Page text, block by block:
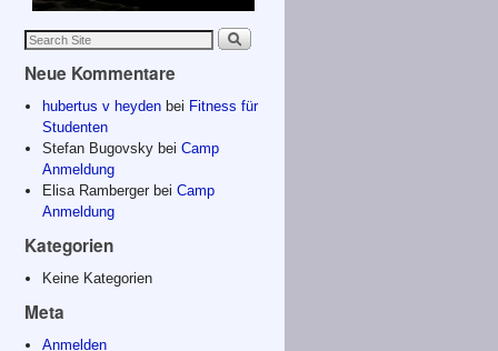
Neue Kommentare
hubertus v heydenbei Fitness für
Studenten
Stefan Bugovskybei Camp
Anmeldung
Elisa Rambergerbei Camp
Anmeldung
Kategorien
Keine Kategorien
Meta
Anmelden